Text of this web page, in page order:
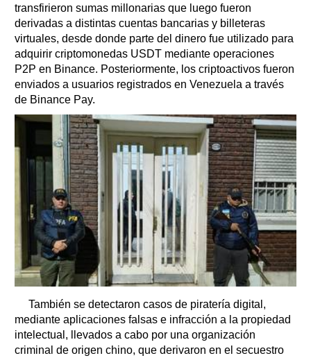
transfirieron sumas millonarias que luego fueron
derivadas a distintas cuentas bancarias y billeteras
virtuales, desde donde parte del dinero fue utilizado para
adquirir criptomonedas USDT mediante operaciones
P2P en Binance. Posteriormente, los criptoactivos fueron
enviados a usuarios registrados en Venezuela a través
de Binance Pay.
También se detectaron casos de piratería digital,
mediante aplicaciones falsas e infracción a la propiedad
intelectual, llevados a cabo por una organización
criminal de origen chino, que derivaron en el secuestro